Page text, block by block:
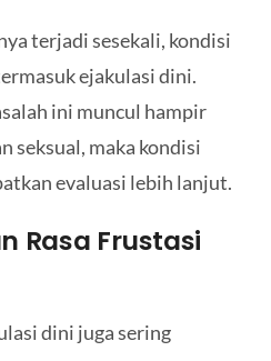
terjadi sesekali, kondisi
ejakulasi dini.
ini muncul hampir
seksual, maka kondisi
evaluasi lebih lanjut.
Rasa Frustasi
dini juga sering